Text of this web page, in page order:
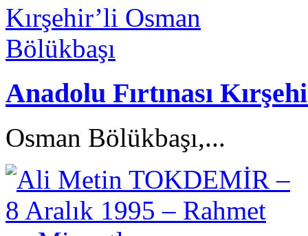
Anadolu Fırtınası
Osman Bölükbaşı,...